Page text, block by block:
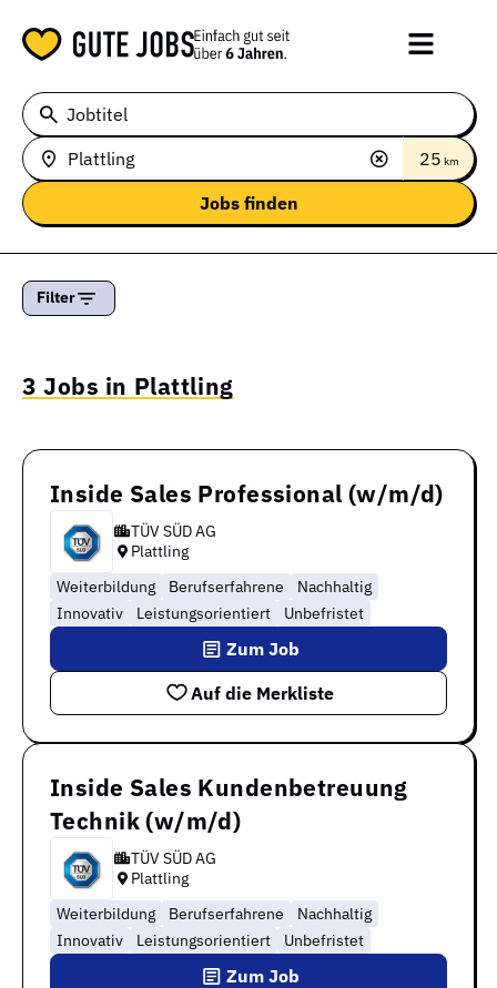
Jobtitel
25 km
Filter
3 Jobs in Plattling
Inside Sales Professional (w/m/d)
TÜV SÜD AG
Plattling
Weiterbildung
Berufserfahrene
Nachhaltig
Innovativ
Leistungsorientiert Unbefristet
Auf die Merkliste
Zum Job
Inside Sales Kundenbetreuung
Technik (w/m/d)
TÜV SÜD AG
Plattling
Weiterbildung
Berufserfahrene
Nachhaltig
Innovativ
Leistungsorientiert Unbefristet
Zum Job